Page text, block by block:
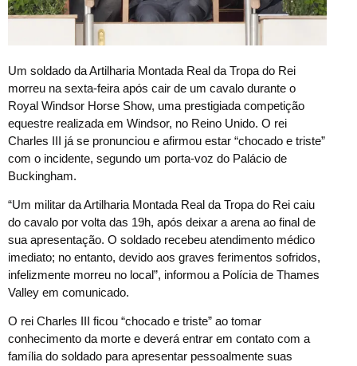
Um soldado da Artilharia Montada Real da Tropa do Rei
morreu na sexta-feira após cair de um cavalo durante o
Royal Windsor Horse Show, uma prestigiada competição
equestre realizada em Windsor, no Reino Unido. O rei
Charles III já se pronunciou e afirmou estar “chocado e triste”
com o incidente, segundo um porta-voz do Palácio de
Buckingham.
“Um militar da Artilharia Montada Real da Tropa do Rei caiu
do cavalo por volta das 19h, após deixar a arena ao final de
sua apresentação. O soldado recebeu atendimento médico
imediato; no entanto, devido aos graves ferimentos sofridos,
infelizmente morreu no local”, informou a Polícia de Thames
Valley em comunicado.
O rei Charles III ficou “chocado e triste” ao tomar
conhecimento da morte e deverá entrar em contato com a
família do soldado para apresentar pessoalmente suas